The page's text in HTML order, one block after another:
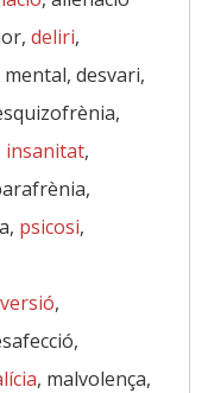
deliri,
desvari,
insanitat,
psicosi,
,
, malvolença,